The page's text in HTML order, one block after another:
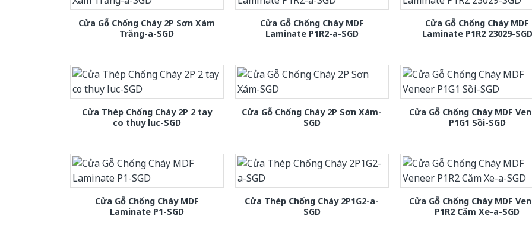
Cửa Gỗ Chống Cháy 2P Sơn Xám
Trắng-a-SGD
Cửa Gỗ Chống Cháy MDF
Laminate P1R2-a-SGD
Cửa Gỗ Chống Cháy MDF
Laminate P1R2 23029-SGD
Cửa Thép Chống Cháy 2P 2 tay
co thuy luc-SGD
Cửa Gỗ Chống Cháy 2P Sơn Xám-
SGD
Cửa Gỗ Chống Cháy MDF
P1G1 Sồi-SGD
Cửa Gỗ Chống Cháy MDF
Laminate P1-SGD
Cửa Thép Chống Cháy 2P1G2-a-
SGD
Cửa Gỗ Chống Cháy MDF
P1R2 Căm Xe-a-SGD